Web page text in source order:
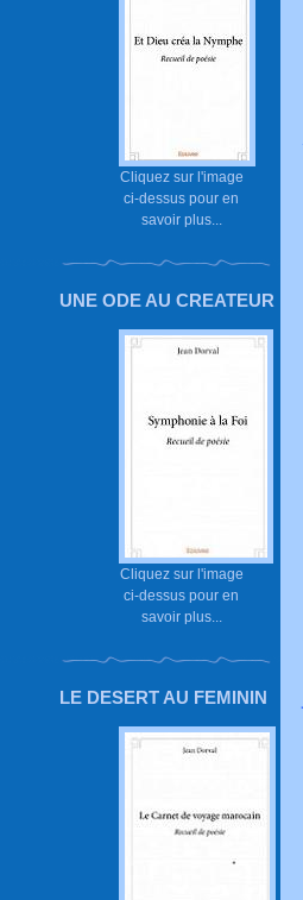
Cliquez sur l'image
ci-dessus pour en
savoir plus...
UNE ODE AU CREATEUR
Cliquez sur l'image
ci-dessus pour en
savoir plus...
LE DESERT AU FEMININ